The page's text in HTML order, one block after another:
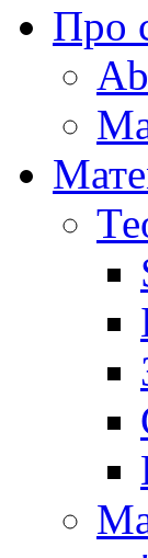
Про